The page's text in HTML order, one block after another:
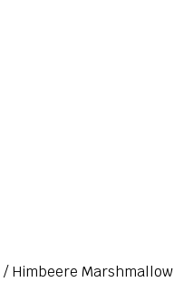
Himbeere Marshmallow